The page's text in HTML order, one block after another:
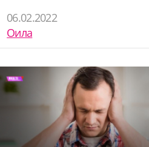
06.02.2022
Оила